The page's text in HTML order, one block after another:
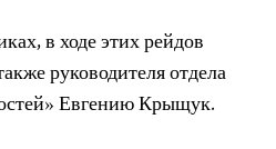
в ходе этих рейдов
руководителя отдела
Евгению Крыщук.